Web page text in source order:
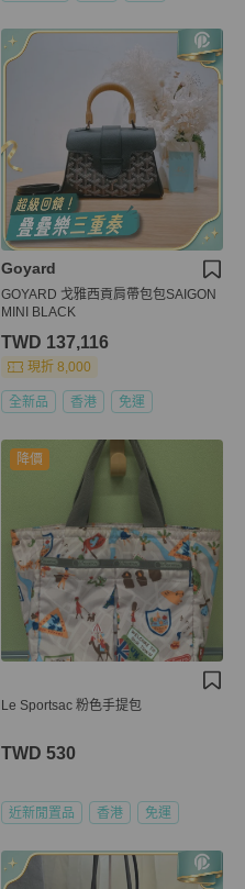
Goyard
GOYARD 戈雅西貢肩帶包包SAIGON
MINI BLACK
TWD 137,116
現折 8,000
全新品 香港 免運
降價
Le Sportsac 粉色手提包
TWD 530
近新閒置品 香港 免運